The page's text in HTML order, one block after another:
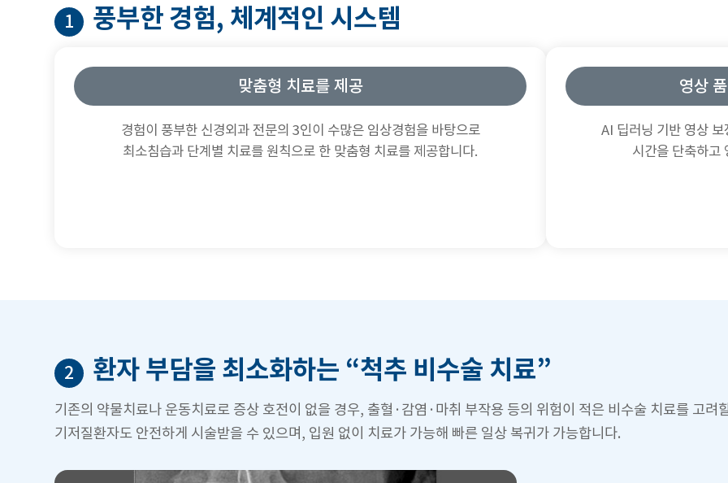
1 풍부한 경험, 체계적인 시스템
맞춤형 치료를 제공
경험이 풍부한 신경외과 전문의 3인이 수많은 임상경험을 바탕으로
최소침습과 단계별 치료를 원칙으로 한 맞춤형 치료를 제공합니다.
영상
AI 딥러닝 기반 영상
시간을 단축하고
2 환자 부담을 최소화하는 “척추 비수술 치료”
기존의 약물치료나 운동치료로 증상 호전이 없을 경우, 출혈·감염·마취 부작용 등의 위험이 적은 비수술 치료를 고
기저질환자도 안전하게 시술받을 수 있으며, 입원 없이 치료가 가능해 빠른 일상 복귀가 가능합니다.